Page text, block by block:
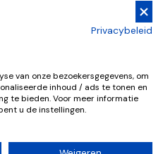
whitepapers
Privacybeleid
van onze bezoekersgegevens, om
inhoud / ads te tonen en
te bieden. Voor meer informatie
u de instellingen.